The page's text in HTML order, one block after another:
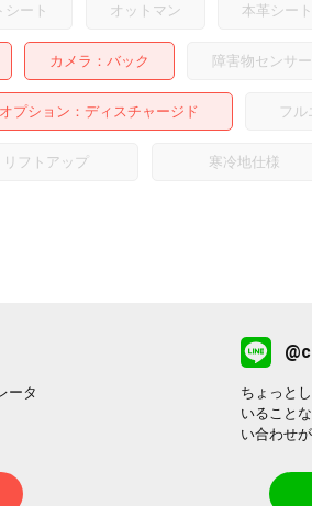
シート オットマン 本革シート
カメラ バック 障害物センサー
プション ディスチャージド フ
リフトアップ 寒冷地仕様
ータ
ちょっと
いること
い合わせ